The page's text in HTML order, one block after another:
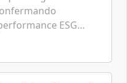
ESG
e governance